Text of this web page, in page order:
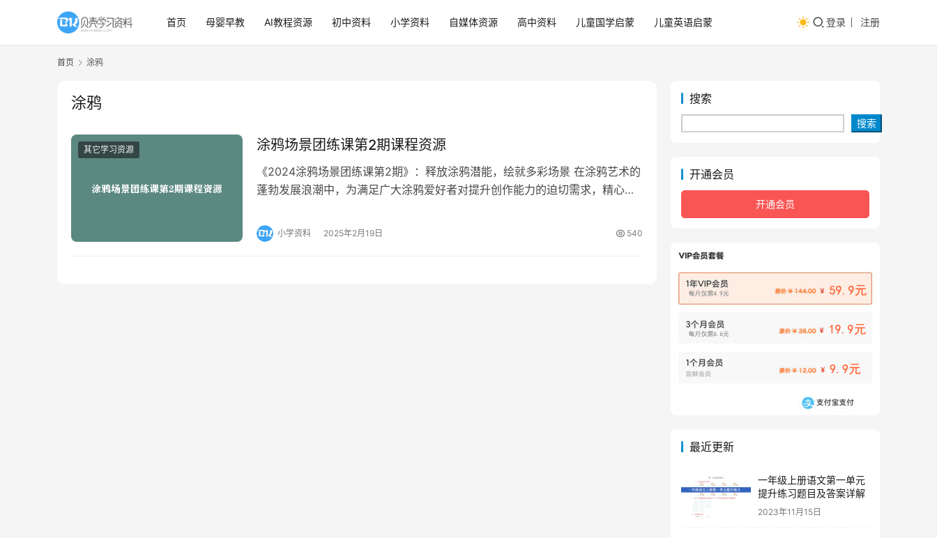
首页 母婴早教 AI教程资源 初中资料 小学资料 自媒体资源 高中资料 儿童国学启蒙 儿童英语启蒙 登录 注册
首页 涂鸦
涂鸦
其它学习资源 涂鸦场景团练课第2期课程资源
《2024涂鸦场景团练课第2期》：释放涂鸦潜能，绘就多彩场景 在涂鸦艺术的
蓬勃发展浪潮中，为满足广大涂鸦爱好者对提升创作能力的迫切需求，精心筹
小学资料 2025年2月19日 540
搜索
搜索
开通会员
开通会员
最近更新
一年级上册语文第一单元
提升练习题目及答案详解
2023年11月15日